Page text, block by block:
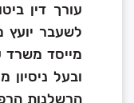
עורך דין
לשעבר יועץ
מייסד משרד
הרשלנות